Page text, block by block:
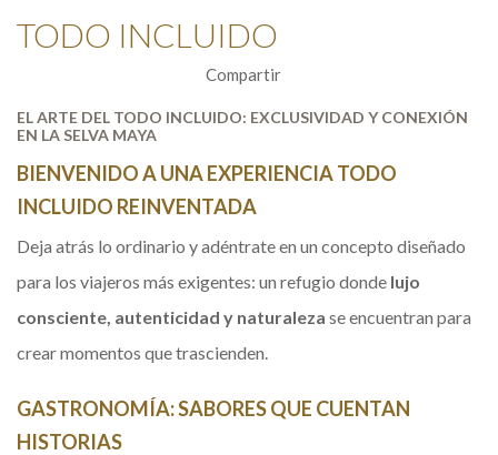
TODO INCLUIDO
Compartir
EL ARTE DEL TODO INCLUIDO: EXCLUSIVIDAD Y CONEXIÓN
EN LA SELVA MAYA
BIENVENIDO A UNA EXPERIENCIA TODO
INCLUIDO REINVENTADA
Deja atrás lo ordinario y adéntrate en un concepto diseñado
para los viajeros más exigentes: un refugio donde lujo
consciente, autenticidad y naturaleza se encuentran para
crear momentos que trascienden.
GASTRONOMÍA: SABORES QUE CUENTAN
HISTORIAS